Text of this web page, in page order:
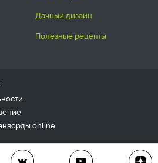
дачный дизайн
полезные рецепты
online
допускается только с